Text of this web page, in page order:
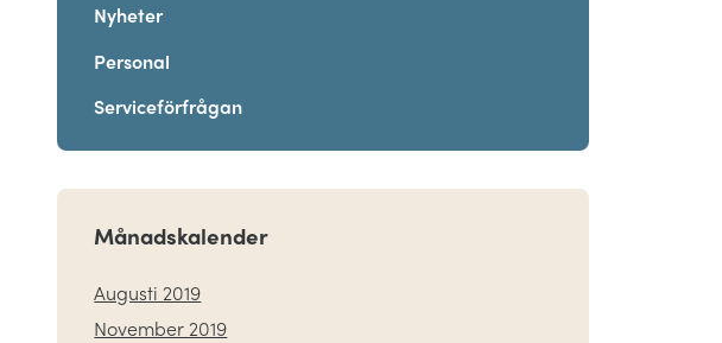
Nyheter
Personal
Serviceförfrågan
Månadskalender
Augusti 2019
November 2019